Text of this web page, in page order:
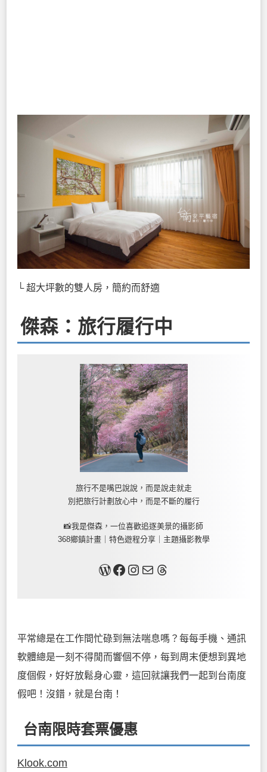
└ 超大坪數的雙人房，簡約而舒適
傑森：旅行履行中
旅行不是嘴巴說說，而是說走就走
別把旅行計劃放心中，而是不斷的履行
📸我是傑森，一位喜歡追逐美景的攝影師
368鄉鎮計畫｜特色遊程分享｜主題攝影教學
關於我Facebook InstagramMail Threads
平常總是在工作間忙碌到無法喘息嗎？每每手機、通訊
軟體總是一刻不得閒而響個不停，每到周末便想到異地
度個假，好好放鬆身心靈，這回就讓我們一起到台南度
假吧！沒錯，就是台南！
台南限時套票優惠
Klook.com